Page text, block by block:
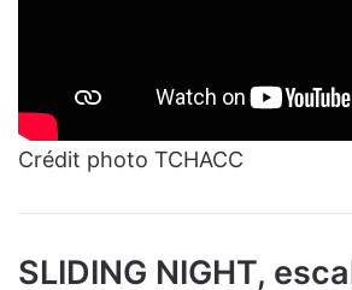
Crédit photo TCHACC
SLIDING NIGHT,